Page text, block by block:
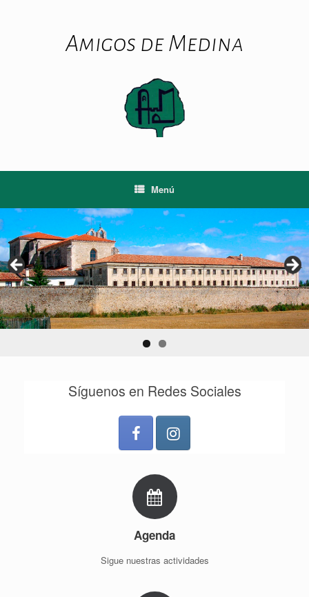
Amigos de Medina
Menú
Síguenos en Redes Sociales
Agenda
Sigue nuestras actividades